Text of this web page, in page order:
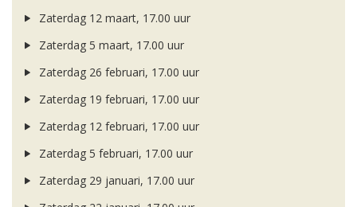
Zaterdag 12 maart, 17.00 uur
Zaterdag 5 maart, 17.00 uur
Zaterdag 26 februari, 17.00 uur
Zaterdag 19 februari, 17.00 uur
Zaterdag 12 februari, 17.00 uur
Zaterdag 5 februari, 17.00 uur
Zaterdag 29 januari, 17.00 uur